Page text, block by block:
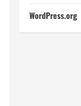
WordPress.org